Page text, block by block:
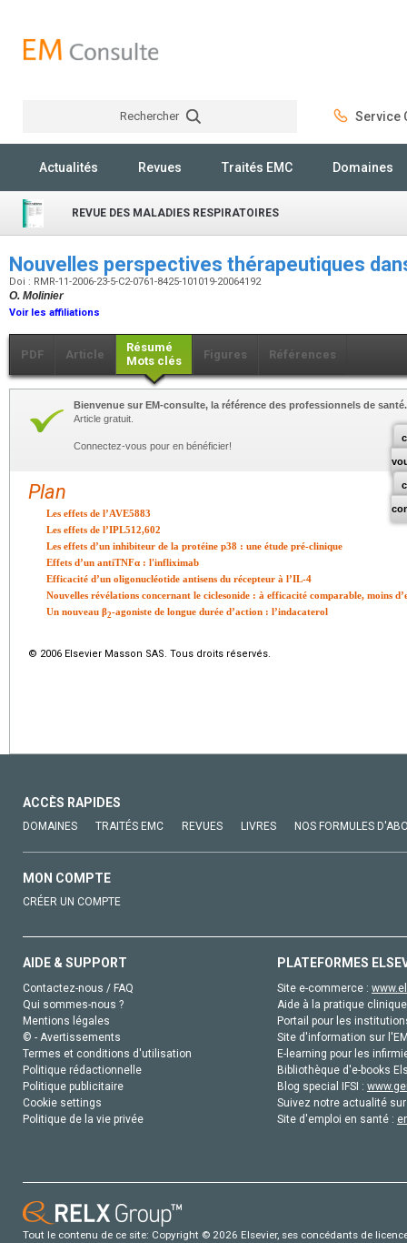
Rechercher Service
Actualités Revues Traités EMC Domaines
REVUE DES MALADIES RESPIRATOIRES
Nouvelles perspectives thérapeutiques
Doi : RMR-11-2006-23-5-C2-0761-8425-101019-20064192
O. Molinier
Voir les affiliations
PDF Article
Résumé
Mots clés
Figures Références
Bienvenue sur EM-consulte, la référence des professionnels de santé.
Article gratuit.
Connectez-vous pour en bénéficier!
Plan
Les effets de l’AVE5883
Les effets de l’IPL512,602
Les effets d’un inhibiteur de la protéine p38 : une étude pré-clinique
Effets d’un antiTNFα : l'infliximab
Efficacité d’un oligonucléotide antisens du récepteur à l’IL-4
Nouvelles révélations concernant le ciclesonide : à efficacité comparable, moins
Un nouveau β2-agoniste de longue durée d’action : l’indacaterol
© 2006 Elsevier Masson SAS. Tous droits réservés.
ACCÈS RAPIDES
DOMAINES TRAITÉS EMC REVUES LIVRES NOS FORMULES
MON COMPTE
CRÉER UN COMPTE
AIDE & SUPPORT
Contactez-nous / FAQ
Qui sommes-nous ?
Mentions légales
© - Avertissements
Termes et conditions d'utilisation
Politique rédactionnelle
Politique publicitaire
Cookie settings
Politique de la vie privée
PLATEFORMES
Site e-commerce :
Aide à la pratique
Portail pour les
Site d'information sur
E-learning pour les
Bibliothèque d'e-books
Blog special IFSI :
Suivez notre actualité
Site d'emploi en santé :
Tout le contenu de ce site: Copyright © 2026 Elsevier, ses concédants de